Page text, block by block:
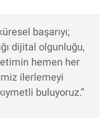
başarıyı;
dijital olgunluğu,
hemen her
ilerlemeyi
buluyoruz.”